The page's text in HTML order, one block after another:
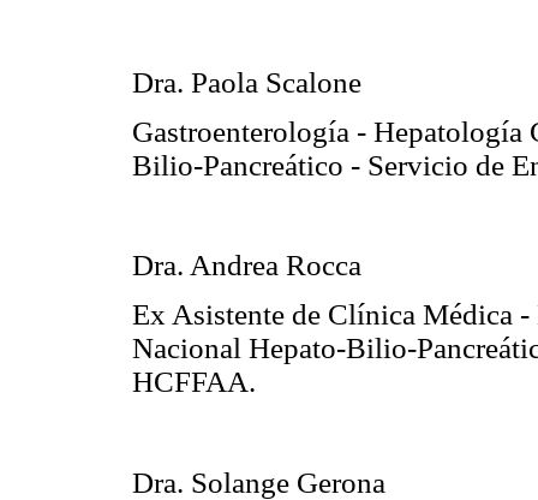
Dra. Paola Scalone
Gastroenterología -
Bilio-Pancreático - Servicio de
Dra. Andrea Rocca
Ex Asistente de Clínica Médica
Nacional Hepato-Bilio-
HCFFAA.
Dra. Solange Gerona